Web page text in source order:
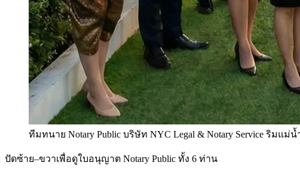
ทีมทนาย Notary Public บริษัท NYC Legal & Notary Service ริมแม่
ปัดซ้าย–ขวาเพื่อดูใบอนุญาต Notary Public ทั้ง 6 ท่าน